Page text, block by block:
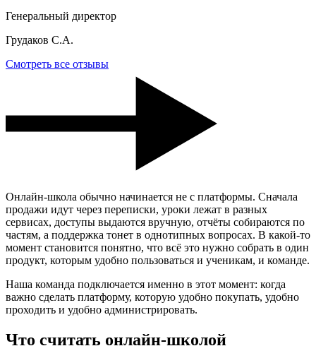
Генеральный директор
Грудаков С.А.
Смотреть все отзывы
Онлайн-школа обычно начинается не с платформы. Сначала
продажи идут через переписки, уроки лежат в разных
сервисах, доступы выдаются вручную, отчёты собираются по
частям, а поддержка тонет в однотипных вопросах. В какой-то
момент становится понятно, что всё это нужно собрать в один
продукт, которым удобно пользоваться и ученикам, и команде.
Наша команда подключается именно в этот момент: когда
важно сделать платформу, которую удобно покупать, удобно
проходить и удобно администрировать.
Что считать онлайн-школой